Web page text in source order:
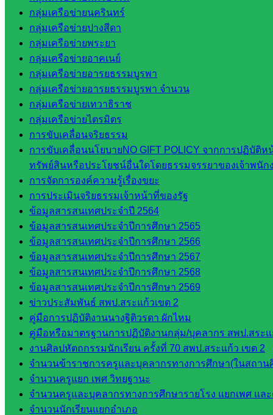
กลุ่มเครือข่ายนครินทร์
กลุ่มเครือข่ายปางสีดา
กลุ่มเครือข่ายพระยา
กลุ่มเครือข่ายอาคเนย์
กลุ่มเครือข่ายอารยธรรมบูรพา
กลุ่มเครือข่ายอารยธรรมบูรพา จำนวน
กลุ่มเครือข่ายเทวาธิราช
กลุ่มเครือข่ายไตรมิตร
การขับเคลื่อนจริยธรรม
การขับเคลื่อนนโยบายNO GIFT POLICY จากการปฏิบัติ
ทรัพย์สินหรือประโยชน์อื่นใดโดยธรรมจรรยาของเจ้าพนัก
การจัดการองค์ความรู้เรื่องขยะ
การประเมินจริยธรรมเจ้าหน้าที่ของรัฐ
ข้อมูลสารสนเทศประจำปี 2564
ข้อมูลสารสนเทศประจำปีการศึกษา 2565
ข้อมูลสารสนเทศประจำปีการศึกษา 2566
ข้อมูลสารสนเทศประจำปีการศึกษา 2567
ข้อมูลสารสนเทศประจำปีการศึกษา 2568
ข้อมูลสารสนเทศประจำปีการศึกษา 2569
ข่าวประสัมพันธ์ สพป.สระแก้วเขต 2
คู่มือการปฏิบัติงานนางฐิติวรดา ผักไหม
คู่มือหรือมาตรฐานการปฏิบัติงานกลุ่ม/บุคลากร สพป.สระแ
งานศิลปหัตถกรรมนักเรียน ครั้งที่ 70 สพป.สระแก้ว เขต 2
จำนวนข้าราชการครูและบุคลากรทางการศึกษา(ในสถาน
จำนวนครูแยก เพศ วิทยฐานะ
จำนวนครูและบุคลากรทางการศึกษารายโรง แยกเพศ แล
จำนวนนักเรียนแยกอำเภอ
ศึกษาธิการ
จังหวัด
สระแก้ว
สำนักงาน
ส.ก.ส.ค.
จังหวัด
สระแก้ว
สพป.
สระแก้ว
เขต 1
สพป.สระแก้ว
เขต 2
โรงเรียน
ในสังกัด
สพป.สระแก้ว
เขต 1
โรงเรียน
ในสังกัด
สพป.สระแก้ว
เขต 2
วิทยาลัย
เทคนิค
สระแก้ว
วิทยาลัย
เทคนิค
วังน้ำเย็น
กศน.สระแก้ว